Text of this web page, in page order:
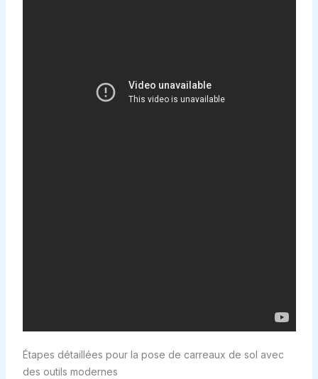
Étapes détaillées pour la pose de carreaux de sol avec
des outils modernes